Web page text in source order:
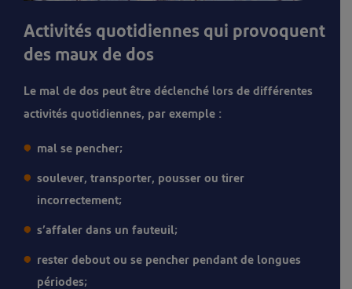
Activités quotidiennes qui provoquent
des maux de dos
Le mal de dos peut être déclenché lors de différentes
activités quotidiennes, par exemple :
mal se pencher;
soulever, transporter, pousser ou tirer
incorrectement;
s’affaler dans un fauteuil;
rester debout ou se pencher pendant de longues
périodes;